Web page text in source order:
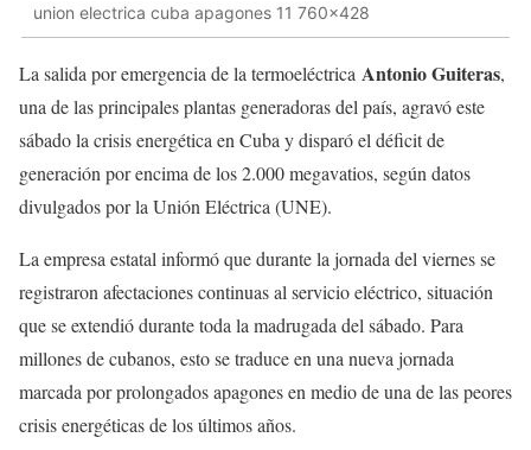
union electrica cuba apagones 11 760x428
La salida por emergencia de la termoeléctrica Antonio Guiteras,
una de las principales plantas generadoras del país, agravó este
sábado la crisis energética en Cuba y disparó el déficit de
generación por encima de los 2.000 megavatios, según datos
divulgados por la Unión Eléctrica (UNE).
La empresa estatal informó que durante la jornada del viernes se
registraron afectaciones continuas al servicio eléctrico, situación
que se extendió durante toda la madrugada del sábado. Para
millones de cubanos, esto se traduce en una nueva jornada
marcada por prolongados apagones en medio de una de las peores
crisis energéticas de los últimos años.